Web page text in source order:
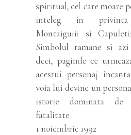
spiritual, cel care moare
inteleg in privinta
Montaiguiii si
Simbolul ramane si
deci, paginile ce
acestui personaj
voia lui devine un
istorie dominata de
fatalitate.
1 noiembrie 1992